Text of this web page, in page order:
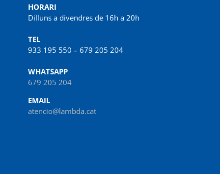
HORARI
Dilluns a divendres de 16h a 20h
TEL
933 195 550 – 679 205 204
WHATSAPP
679 205 204
EMAIL
atencio@lambda.cat